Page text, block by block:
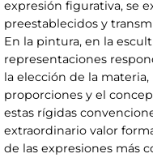
expresión figurativa, se
preestablecidos y
En la pintura, en la
representaciones
la elección de la
proporciones y el
estas rígidas
extraordinario valor
de las expresiones más